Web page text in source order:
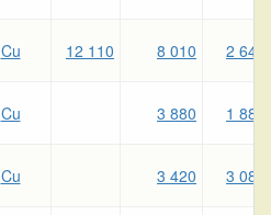
Cu 12 110 8 010 2 640
Cu 3 880 1 880
Cu 3 420 3 080